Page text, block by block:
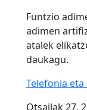
Funtzio
adimen
atalek
daukagu.
Telefonia
Otsailak 27,